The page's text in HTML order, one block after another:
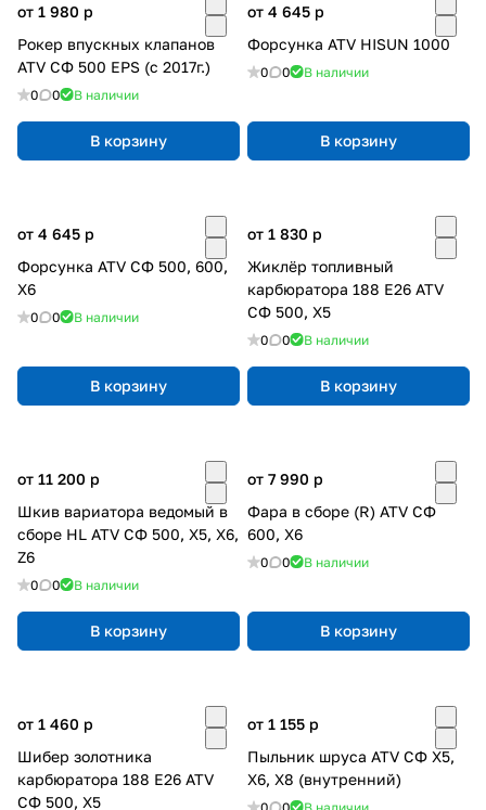
от 1 980 p
Рокер впускных клапанов
ATV СФ 500 EPS (с 2017г.)
0 0 В наличии
В корзину
от 4 645 p
Форсунка ATV HISUN 1000
0 0 В наличии
В корзину
от 4 645 p
Форсунка ATV СФ 500, 600,
Х6
0 0 В наличии
В корзину
от 1 830 p
Жиклёр топливный
карбюратора 188 E26 ATV
СФ 500, X5
0 0 В наличии
В корзину
от 11 200 p
Шкив вариатора ведомый в
сборе HL ATV СФ 500, X5, X6,
Z6
0 0 В наличии
В корзину
от 7 990 p
Фара в сборе (R) ATV СФ
600, X6
0 0 В наличии
В корзину
от 1 460 p
Шибер золотника
карбюратора 188 E26 ATV
СФ 500, X5
от 1 155 p
Пыльник шруса ATV СФ X5,
X6, X8 (внутренний)